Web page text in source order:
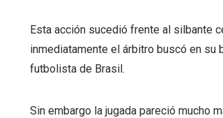
Esta acción sucedió frente al silbante
inmediatamente el árbitro buscó en su
futbolista de Brasil.
Sin embargo la jugada pareció mucho